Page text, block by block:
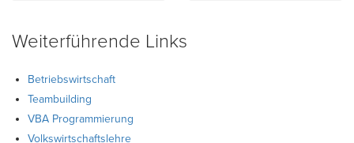
Weiterführende Links
Betriebswirtschaft
Teambuilding
VBA Programmierung
Volkswirtschaftslehre